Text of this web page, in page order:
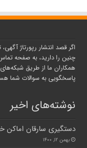
اگر قصد انتشار رپورتاژ
چنین را دارید، به صفحه
همکاران ما از طریق
پاسخگویی به سوالات شما
نوشته‌های اخیر
دستگیری سارقان اماکن
بهمن ۱۲, ۱۴۰۰